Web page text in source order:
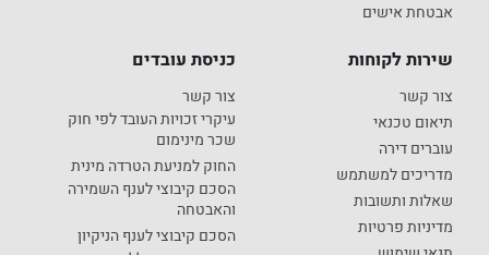
אבטחת אישים
שירות לקוחות
צור קשר
תיאום טכנאי
עוברים דירה
מדריכים למשתמש
שאלות ותשובות
מדיניות פרטיות
כניסת עובדים
צור קשר
עיקרי זכויות העובד לפי חוק
שכר מינימום
החוק למניעת הטרדה מינית
הסכם קיבוצי לענף השמירה
והאבטחה
הסכם קיבוצי לענף הניקיון